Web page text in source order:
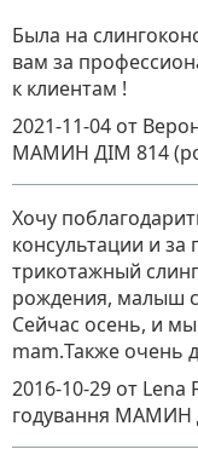
Была на
вам за
к клиентам !
2021-11-04 от
МАМИН ДІМ 814
Хочу
консультации и
трикотажный
рождения, малыш
Сейчас осень, и
mam.Также очень
2016-10-29 от Lena
годування МАМИН